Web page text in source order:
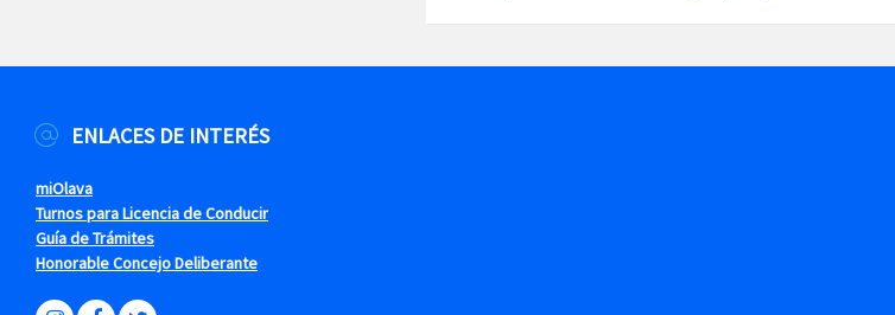
ENLACES DE INTERÉS
miOlava
Turnos para Licencia de Conducir
Guía de Trámites
Honorable Concejo Deliberante